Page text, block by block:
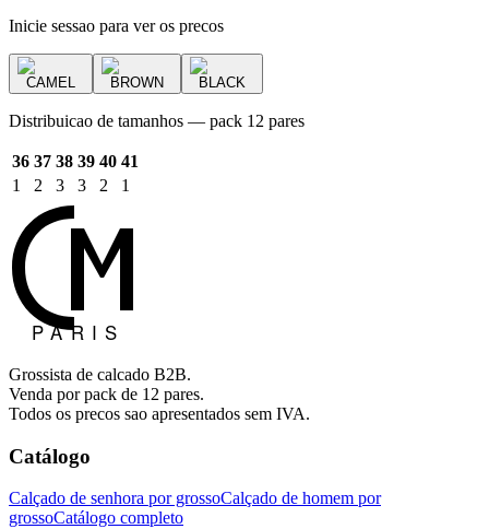
Inicie sessao para ver os precos
CAMEL BROWN BLACK
Distribuicao de tamanhos — pack 12 pares
36 37 38 39 40 41
1
2 3 3 2 1
Grossista de calcado B2B.
Venda por pack de 12 pares.
Todos os precos sao apresentados sem IVA.
Catálogo
Calçado de senhora por grossoCalçado de homem por
grossoCatálogo completo